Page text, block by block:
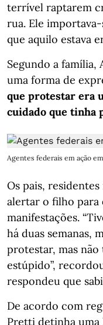
terrível raptarem
rua. Ele importava-
que aquilo estava
Segundo a
uma forma de
que protestar era
cuidado que tinha
Agentes federais em ação
Os pais,
alertar o filho para
manifestações.
há duas semanas,
protestar, mas não
estúpido”,
respondeu que
De acordo com
Pretti detinha uma